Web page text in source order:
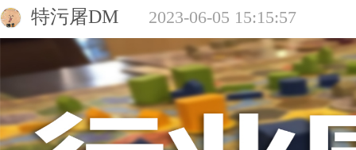
特污屠DM 2023-06-05 15:15:57